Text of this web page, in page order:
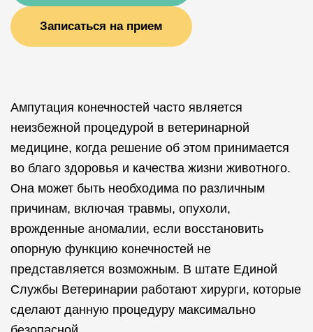
Записаться на прием
Ампутация конечностей часто является
неизбежной процедурой в ветеринарной
медицине, когда решение об этом принимается
во благо здоровья и качества жизни животного.
Она может быть необходима по различным
причинам, включая травмы, опухоли,
врожденные аномалии, если восстановить
опорную функцию конечностей не
представляется возможным. В штате Единой
Службы Ветеринарии работают хирурги, которые
сделают данную процедуру максимально